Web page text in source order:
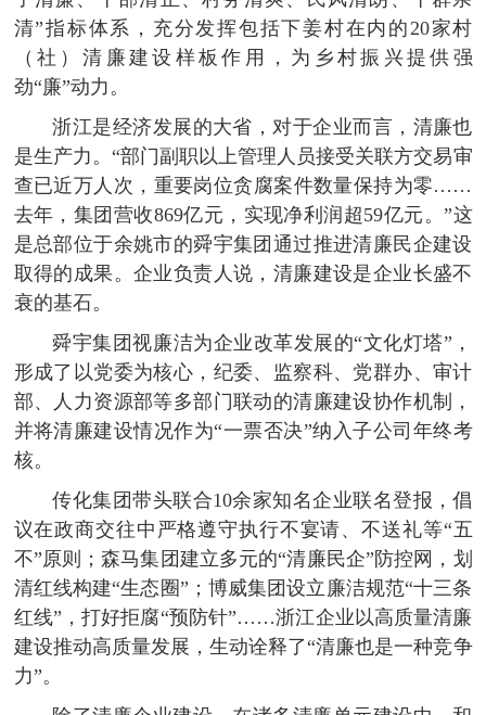
清”指标体系，充分发挥包括下姜村在内的20家村
（社）清廉建设样板作用，为乡村振兴提供强
劲“廉”动力。
浙江是经济发展的大省，对于企业而言，清廉也
是生产力。“部门副职以上管理人员接受关联方交易审
查已近万人次，重要岗位贪腐案件数量保持为零……
去年，集团营收869亿元，实现净利润超59亿元。”这
是总部位于余姚市的舜宇集团通过推进清廉民企建设
取得的成果。企业负责人说，清廉建设是企业长盛不
衰的基石。
舜宇集团视廉洁为企业改革发展的“文化灯塔”，
形成了以党委为核心，纪委、监察科、党群办、审计
部、人力资源部等多部门联动的清廉建设协作机制，
并将清廉建设情况作为“一票否决”纳入子公司年终考
核。
传化集团带头联合10余家知名企业联名登报，倡
议在政商交往中严格遵守执行不宴请、不送礼等“五
不”原则；森马集团建立多元的“清廉民企”防控网，划
清红线构建“生态圈”；博威集团设立廉洁规范“十三条
红线”，打好拒腐“预防针”……浙江企业以高质量清廉
建设推动高质量发展，生动诠释了“清廉也是一种竞争
力”。